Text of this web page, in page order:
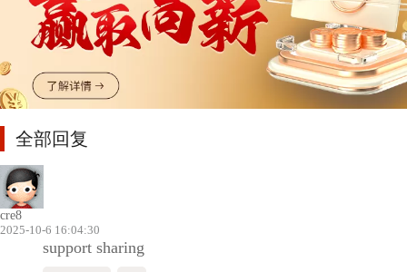
全部回复
cre8
2025-10-6 16:04:30
support sharing